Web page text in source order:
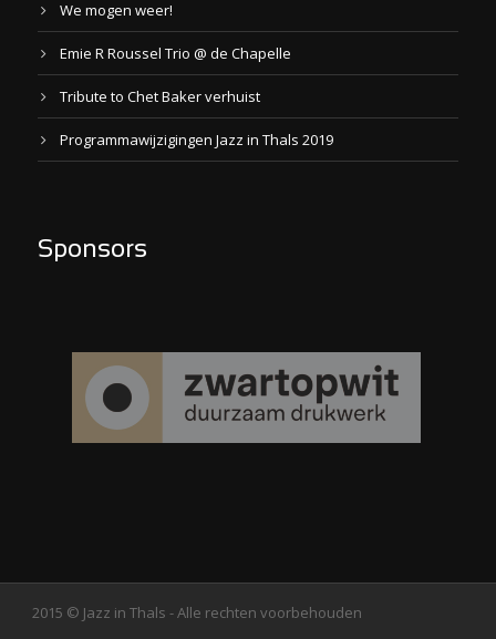
We mogen weer!
Emie R Roussel Trio @ de Chapelle
Tribute to Chet Baker verhuist
Programmawijzigingen Jazz in Thals 2019
Sponsors
2015 © Jazz in Thals - Alle rechten voorbehouden